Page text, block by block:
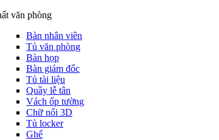
văn phòng
Bàn nhân viên
Tủ văn phòng
Bàn họp
Bàn giám đốc
Tủ tài liệu
Quầy lễ tân
Vách ốp tường
Chữ nổi 3D
Tủ locker
Ghế